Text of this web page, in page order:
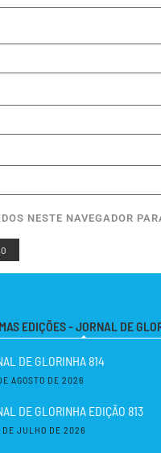
NESTE NAVEGADOR
EDIÇÕES - JORNAL DE
DE GLORINHA 814
AGOSTO DE 2026
DE GLORINHA EDIÇÃO 813
JULHO DE 2026